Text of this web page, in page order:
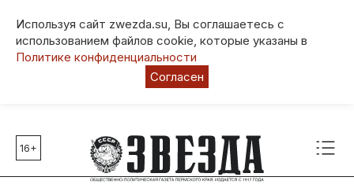
Используя сайт zwezda.su, Вы соглашаетесь с
использованием файлов cookie, которые указаны в
Политике конфиденциальности
Согласен
Главные темы
80 лет Победы
16+